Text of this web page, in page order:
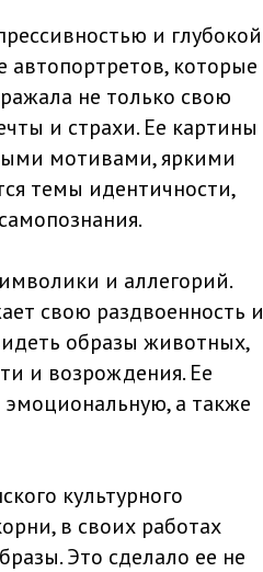
и глубокой
которые
не только свою
и страхи. Ее картины
мотивами, яркими
темы идентичности,
и аллегорий.
свою раздвоенность и
образы животных,
и возрождения. Ее
а также
культурного
в своих работах
Это сделало ее не